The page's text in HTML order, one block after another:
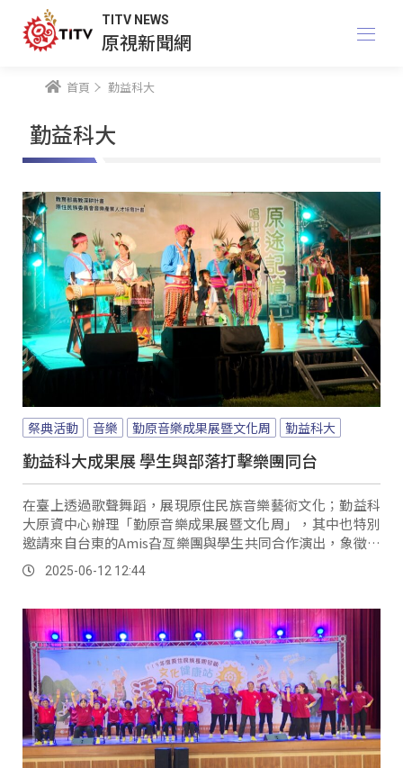
TITV NEWS
原視新聞網
首頁 勤益科大
勤益科大
祭典活動 音樂 勤原音樂成果展暨文化周 勤益科大
勤益科大成果展 學生與部落打擊樂團同台
在臺上透過歌聲舞蹈，展現原住民族音樂藝術文化；勤益科
大原資中心辦理「勤原音樂成果展暨文化周」，其中也特別
邀請來自台東的Amis旮亙樂團與學生共同合作演出，象徵部
落智慧與青年創意的融合交流，也讓原鄉的聲音迴響在校園
中。2025-06-12 12:44